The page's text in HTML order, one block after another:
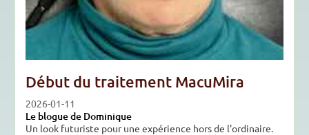
Début du traitement MacuMira
2026-01-11
Le blogue de Dominique
Un look futuriste pour une expérience hors de l'ordinaire.